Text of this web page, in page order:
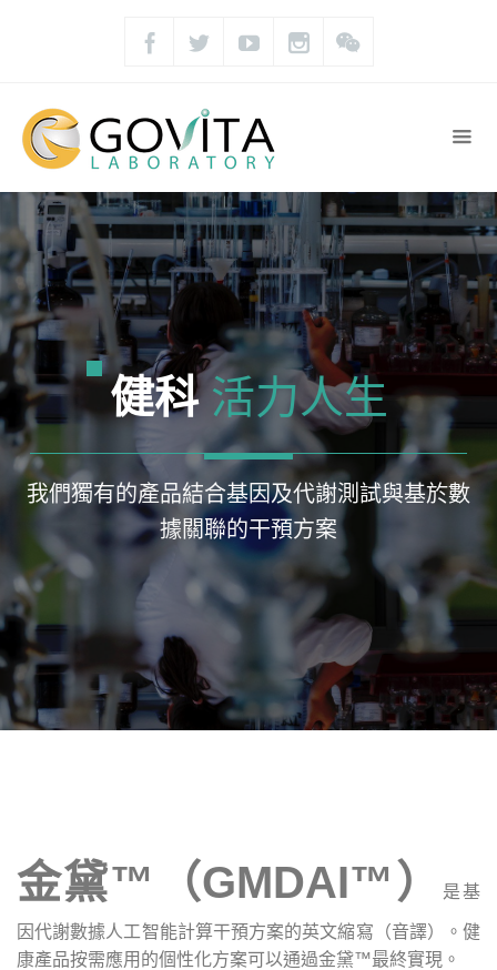
健科 活力人生
我們獨有的產品結合基因及代謝測試與基於數
據關聯的干預方案
金黛™（GMDAI™） 是基
因代謝數據人工智能計算干預方案的英文縮寫（音譯）。健
康產品按需應用的個性化方案可以通過金黛™最終實現。